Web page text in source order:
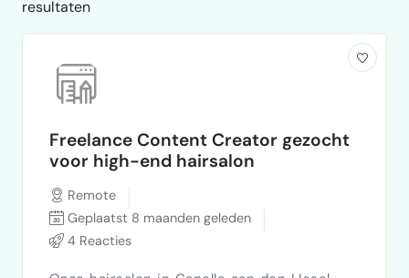
resultaten
Freelance Content Creator gezocht
voor high-end hairsalon
Remote
Geplaatst 8 maanden geleden
4 Reacties